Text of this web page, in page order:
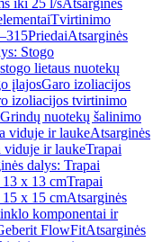
iki 25 l/sAtsarginės
Tvirtinimo
PriedaiAtsarginės
Stogo
lietaus nuotekų
įlajosGaro izoliacijos
izoliacijos tvirtinimo
Grindų nuotekų šalinimo
viduje ir laukeAtsarginės
viduje ir laukeTrapai
dalys: Trapai
13 x 13 cmTrapai
15 x 15 cmAtsarginės
komponentai ir
FlowFitAtsarginės